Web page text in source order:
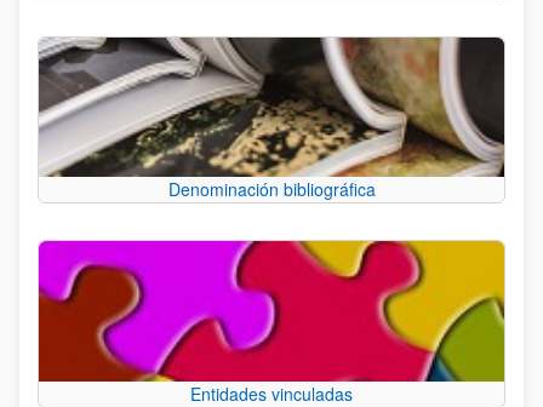
Denominación bibliográfica
Entidades vinculadas